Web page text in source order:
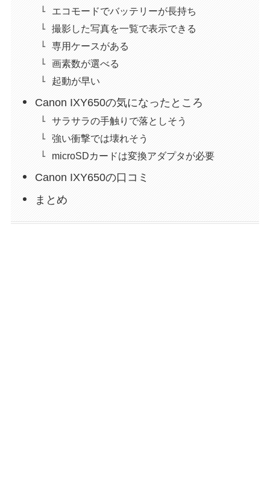
エコモードでバッテリーが長持ち
撮影した写真を一覧で表示できる
専用ケースがある
画素数が選べる
起動が早い
Canon IXY650の気になったところ
サラサラの手触りで落としそう
強い衝撃では壊れそう
microSDカードは変換アダプタが必要
Canon IXY650の口コミ
まとめ